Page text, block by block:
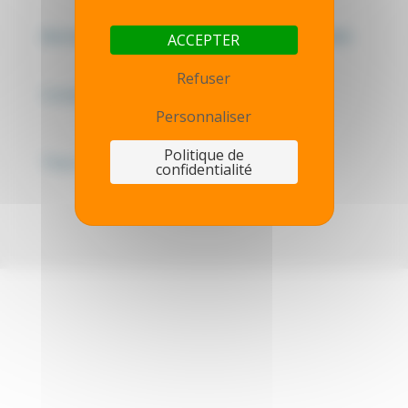
Mentions légales - Politique de confidentialité
ACCEPTER
Refuser
Personnaliser
Politique de
confidentialité